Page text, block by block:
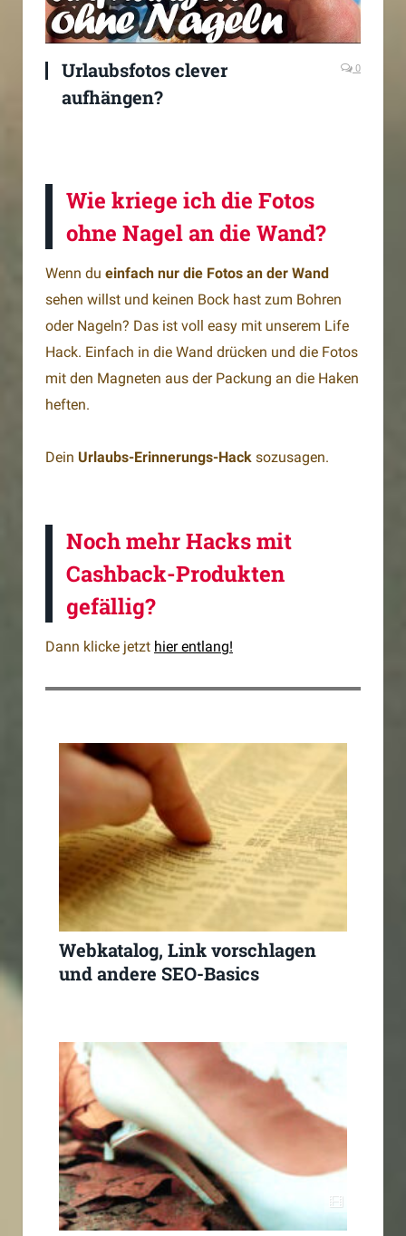
Urlaubsfotos clever
aufhängen?
0
Wie kriege ich die Fotos
ohne Nagel an die Wand?
Wenn du einfach nur die Fotos an der Wand
sehen willst und keinen Bock hast zum Bohren
oder Nageln? Das ist voll easy mit unserem Life
Hack. Einfach in die Wand drücken und die Fotos
mit den Magneten aus der Packung an die Haken
heften.
Dein Urlaubs-Erinnerungs-Hack sozusagen.
Noch mehr Hacks mit
Cashback-Produkten
gefällig?
Dann klicke jetzt hier entlang!
Webkatalog, Link vorschlagen
und andere SEO-Basics